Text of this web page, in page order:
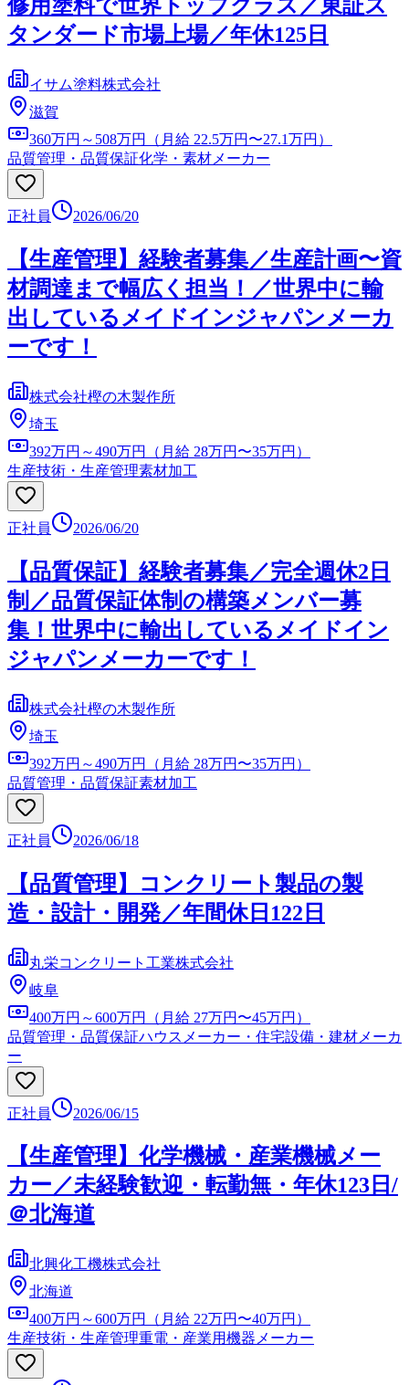
修用塗料で世界トップクラス／東証ス
タンダード市場上場／年休125日
イサム塗料株式会社
滋賀
360万円～508万円（月給 22.5万円〜27.1万円）
品質管理・品質保証化学・素材メーカー
正社員 2026/06/20
【生産管理】経験者募集／生産計画〜資
材調達まで幅広く担当！／世界中に輸
出しているメイドインジャパンメーカ
ーです！
株式会社樫の木製作所
埼玉
392万円～490万円（月給 28万円〜35万円）
生産技術・生産管理素材加工
正社員 2026/06/20
【品質保証】経験者募集／完全週休2日
制／品質保証体制の構築メンバー募
集！世界中に輸出しているメイドイン
ジャパンメーカーです！
株式会社樫の木製作所
埼玉
392万円～490万円（月給 28万円〜35万円）
品質管理・品質保証素材加工
正社員 2026/06/18
【品質管理】コンクリート製品の製
造・設計・開発／年間休日122日
丸栄コンクリート工業株式会社
岐阜
400万円～600万円（月給 27万円〜45万円）
品質管理・品質保証ハウスメーカー・住宅設備・建材メーカ
ー
正社員 2026/06/15
【生産管理】化学機械・産業機械メー
カー／未経験歓迎・転勤無・年休123日/
＠北海道
北興化工機株式会社
北海道
400万円～600万円（月給 22万円〜40万円）
生産技術・生産管理重電・産業用機器メーカー